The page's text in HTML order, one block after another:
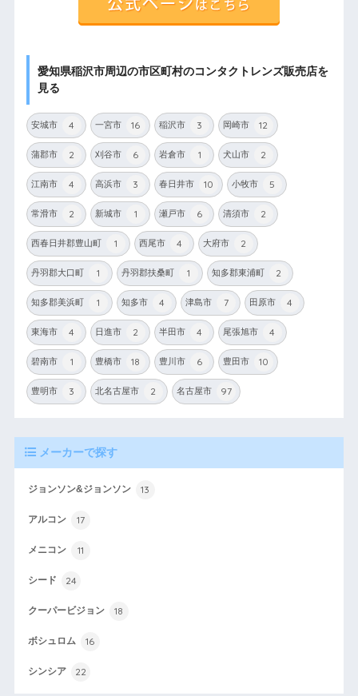
愛知県稲沢市周辺の市区町村のコンタクトレンズ販売店を
見る
安城市 4 一宮市 16 稲沢市 3 岡崎市 12
蒲郡市 2 刈谷市 6 岩倉市 1 犬山市 2
江南市 4 高浜市 3 春日井市 10 小牧市 5
常滑市 2 新城市 1 瀬戸市 6 清須市 2
西春日井郡豊山町 1 西尾市 4 大府市 2
丹羽郡大口町 1 丹羽郡扶桑町 1 知多郡東浦町 2
知多郡美浜町 1 知多市 4 津島市 7 田原市 4
東海市 4 日進市 2 半田市 4 尾張旭市 4
碧南市 1 豊橋市 18 豊川市 6 豊田市 10
豊明市 3 北名古屋市 2 名古屋市 97
メーカーで探す
ジョンソン&ジョンソン 13
アルコン 17
メニコン 11
シード 24
クーパービジョン 18
ボシュロム 16
シンシア 22